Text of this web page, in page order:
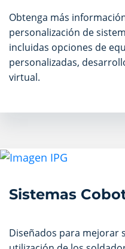
Obtenga más
personalización de
incluidas opciones de
personalizadas,
virtual.
Sistemas
Diseñados para mejorar